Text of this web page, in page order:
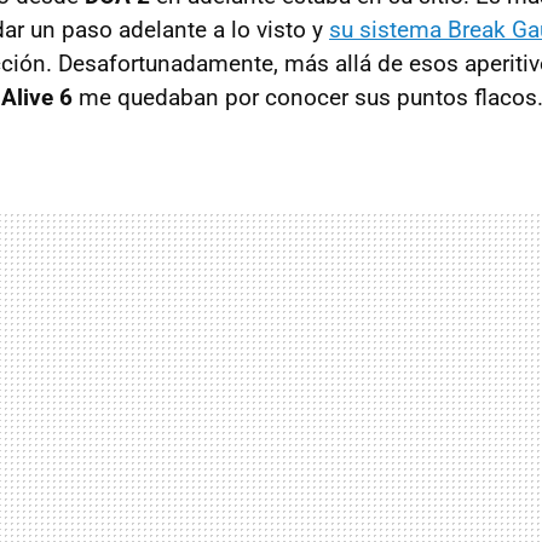
un paso adelante a lo visto y su sistema Break
Desafortunadamente, más allá de esos
6 me quedaban por conocer sus puntos flacos.